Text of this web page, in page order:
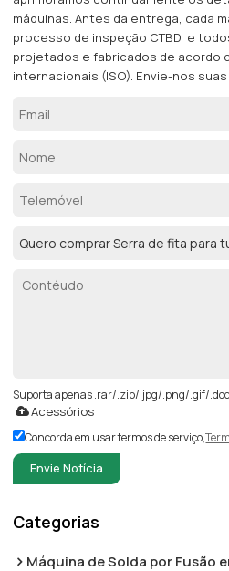
máquinas. Antes da entrega, cada
processo de inspeção CTBD, e
projetados e fabricados de acordo
internacionais (ISO). Envie-nos
Suporta apenas .rar/.zip/.jpg/.png/.gif/
Acessórios
Concorda em usar termos de serviço,
Envie Notícia
Categorias
Máquina de Solda por Fusão